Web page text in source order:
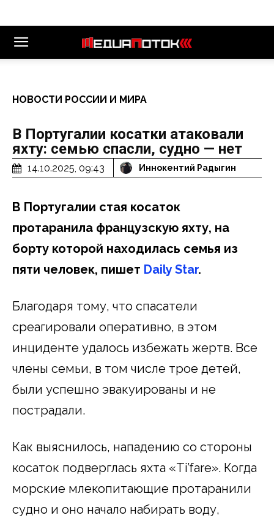
НОВОСТИ РОССИИ И МИРА
В Португалии косатки атаковали
яхту: семью спасли, судно — нет
14.10.2025, 09:43 Иннокентий Радыгин
В Португалии стая косаток
протаранила французскую яхту, на
борту которой находилась семья из
пяти человек, пишет Daily Star.
Благодаря тому, что спасатели
среагировали оперативно, в этом
инциденте удалось избежать жертв. Все
члены семьи, в том числе трое детей,
были успешно эвакуированы и не
пострадали.
Как выяснилось, нападению со стороны
косаток подверглась яхта «Ti’fare». Когда
морские млекопитающие протаранили
судно и оно начало набирать воду,